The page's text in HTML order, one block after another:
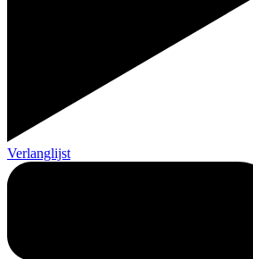
Verlanglijst